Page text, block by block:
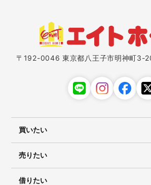
〒192-0046 東京都八王子市明神町3-
買いたい
売りたい
借りたい